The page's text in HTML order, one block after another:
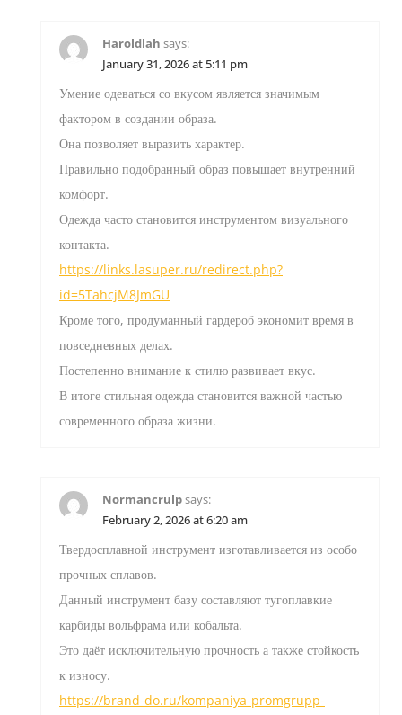
Haroldlah says:
January 31, 2026 at 5:11 pm
Умение одеваться со вкусом является значимым
фактором в создании образа.
Она позволяет выразить характер.
Правильно подобранный образ повышает внутренний
комфорт.
Одежда часто становится инструментом визуального
контакта.
https://links.lasuper.ru/redirect.php?
id=5TahcjM8JmGU
Кроме того, продуманный гардероб экономит время в
повседневных делах.
Постепенно внимание к стилю развивает вкус.
В итоге стильная одежда становится важной частью
современного образа жизни.
Normancrulpsays:
February 2, 2026 at 6:20 am
Твердосплавной инструмент изготавливается из особо
прочных сплавов.
Данный инструмент базу составляют тугоплавкие
карбиды вольфрама или кобальта.
Это даёт исключительную прочность а также стойкость
к износу.
https://brand-do.ru/kompaniya-promgrupp-